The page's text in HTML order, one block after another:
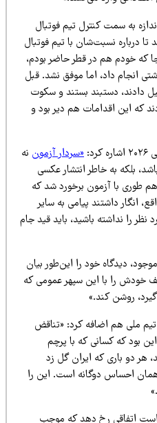
به سمت کنترل تیم فوتبال
نسبت‌شان با تیم فوتبال
۱۴۰۱، از آنجا که خودم هم در قطر حاضر بودم،
داد، اما موفق نشد. قبل
دستبند بستند و سکوت
اقدامات هم دیر بود و
«سردار آزموننه
به خاطر انتشار عکسی
با آزمون برخورد شد که
داشتند پیامی به سایر
نداشته باشید، باید قید جام
خود را این‌طور بیان
را با این سپهر عمومی که
کند.»
هم اضافه کرد: «تناقض
که کسانی که با پرچم
باری که ایران گل زد
دوگانه است. این را
رخ دهد که موجب